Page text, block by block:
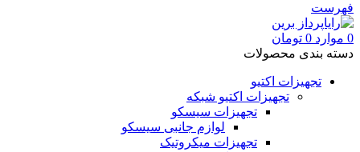
فهرست
0 موارد 0 تومان
دسته بندی محصولات
تجهیزات اکتیو
تجهیزات اکتیو شبکه
تجهیزات سیسکو
لوازم جانبی سیسکو
تجهیزات میکروتیک